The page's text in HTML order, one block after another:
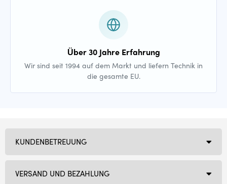
Über 30 Jahre Erfahrung
Wir sind seit 1994 auf dem Markt und liefern Technik in
die gesamte EU.
KUNDENBETREUUNG
VERSAND UND BEZAHLUNG